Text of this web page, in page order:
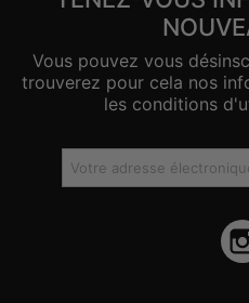
Vous pouvez vous
trouverez pour cela nos
les conditions